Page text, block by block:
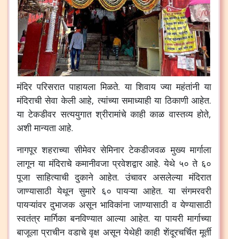
मंदिर परिसरात पाहायला मिळते.या शिवाय ज्या महंतांनी या
मंदिराची सेवा केली आहे,त्यांच्या समाध्याही या ठिकाणी आहेत.
या टेकडीवर सत्ययुगात श्रीरामांचे काही काळ वास्तव्य होते,
अशी मान्यता आहे.
नागपूर शहराच्या सीमेवर सेमिनार टेकडीजवळ मुख्य मार्गाला
लागून या मंदिराचे कमानीवजा प्रवेशद्वार आहे.येथे ५० ते ६०
पूजा साहित्याची दुकाने आहेत.उंचावर असलेल्या मंदिरात
जाण्यासाठी येथून सुमारे ६० पायऱ्या आहेत.या संगमरवरी
पायऱ्यांवर दुभाजक असून भाविकांना जाण्यासाठी व येण्यासाठी
स्वतंत्र मार्गिका बनविण्यात आल्या आहेत.या पायरी मार्गाच्या
बाजूला प्राचीन वडाचे वृक्ष असून येथेही काही शेंदूरचर्चित मूर्ती